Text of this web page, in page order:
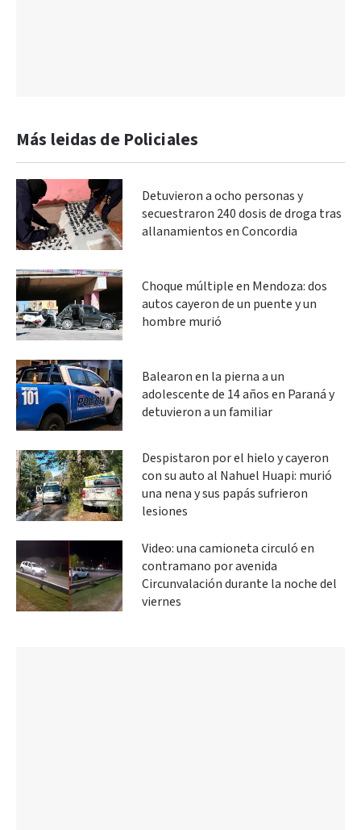
Más leidas de Policiales
Detuvieron a ocho personas y
secuestraron 240 dosis de droga tras
allanamientos en Concordia
Choque múltiple en Mendoza: dos
autos cayeron de un puente y un
hombre murió
Balearon en la pierna a un
adolescente de 14 años en Paraná y
detuvieron a un familiar
Despistaron por el hielo y cayeron
con su auto al Nahuel Huapi: murió
una nena y sus papás sufrieron
lesiones
Video: una camioneta circuló en
contramano por avenida
Circunvalación durante la noche del
viernes